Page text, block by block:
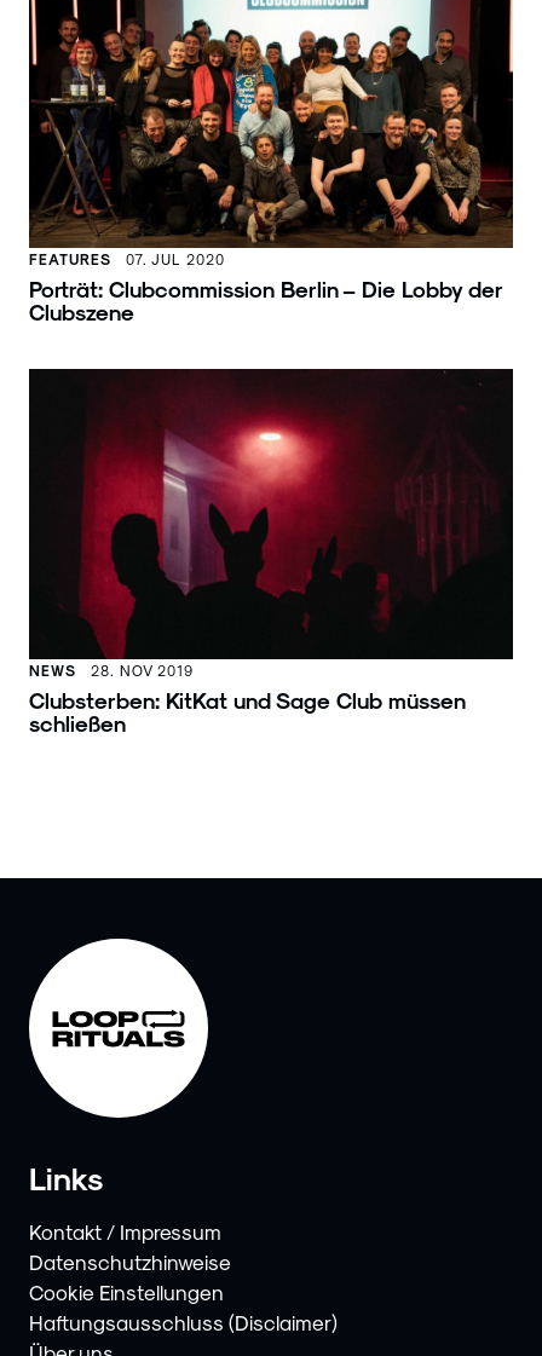
FEATURES 07. JUL 2020
Porträt: Clubcommission Berlin – Die Lobby der
Clubszene
NEWS 28. NOV 2019
Clubsterben: KitKat und Sage Club müssen
schließen
Links
Kontakt / Impressum
Datenschutzhinweise
Cookie Einstellungen
Haftungsausschluss (Disclaimer)